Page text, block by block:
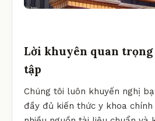
Lời khuyên quan trọng
tập
Chúng tôi luôn khuyến nghị
đầy đủ kiến thức y khoa